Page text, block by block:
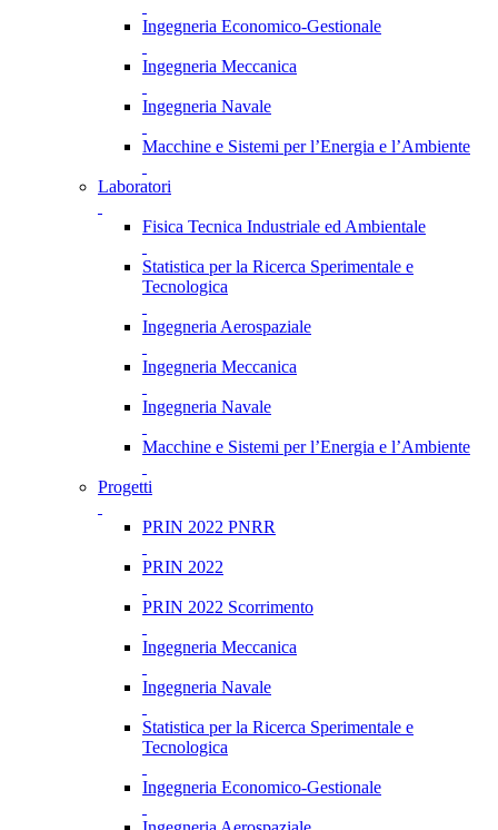
Ingegneria Economico-Gestionale
Ingegneria Meccanica
Ingegneria Navale
Macchine e Sistemi per l’Energia e l’Ambiente
Laboratori
Fisica Tecnica Industriale ed Ambientale
Statistica per la Ricerca Sperimentale e
Tecnologica
Ingegneria Aerospaziale
Ingegneria Meccanica
Ingegneria Navale
Macchine e Sistemi per l’Energia e l’Ambiente
Progetti
PRIN 2022 PNRR
PRIN 2022
PRIN 2022 Scorrimento
Ingegneria Meccanica
Ingegneria Navale
Statistica per la Ricerca Sperimentale e
Tecnologica
Ingegneria Economico-Gestionale